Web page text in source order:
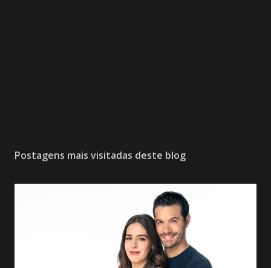
Postagens mais visitadas deste blog